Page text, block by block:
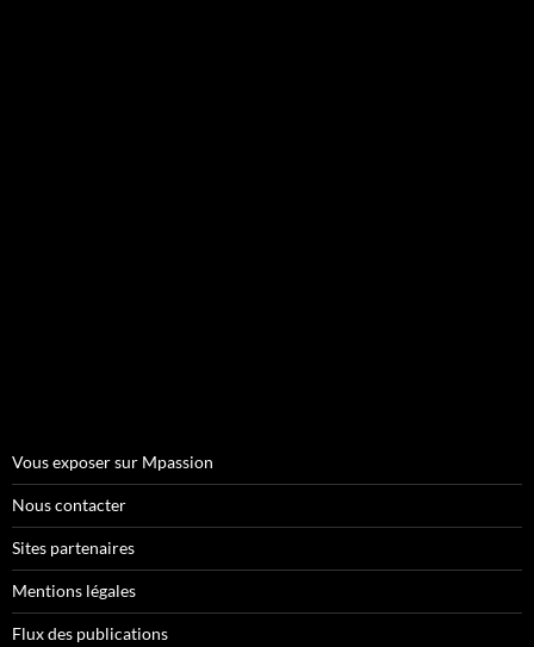
Vous exposer sur Mpassion
Nous contacter
Sites partenaires
Mentions légales
Flux des publications